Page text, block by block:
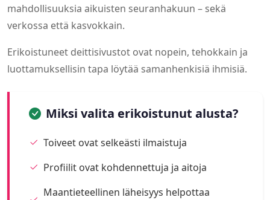
mahdollisuuksia aikuisten seuranhakuun – sekä
verkossa että kasvokkain.
Erikoistuneet deittisivustot ovat nopein, tehokkain ja
luottamuksellisin tapa löytää samanhenkisiä ihmisiä.
Miksi valita erikoistunut alusta?
Toiveet ovat selkeästi ilmaistuja
Profiilit ovat kohdennettuja ja aitoja
Maantieteellinen läheisyys helpottaa